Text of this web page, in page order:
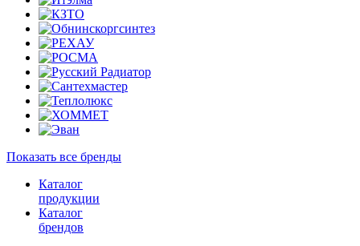
Показать все бренды
Каталог
продукции
Каталог
брендов